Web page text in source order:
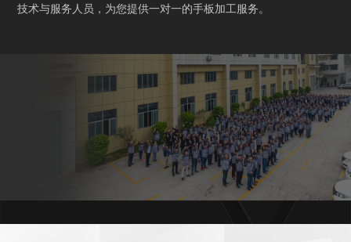
技术与服务人员，为您提供一对一的手板加工服务。